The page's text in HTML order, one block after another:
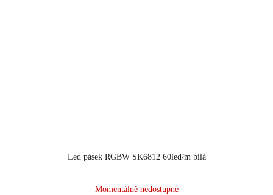
Led pásek RGBW SK6812 60led/m bílá
Momentálně nedostupné